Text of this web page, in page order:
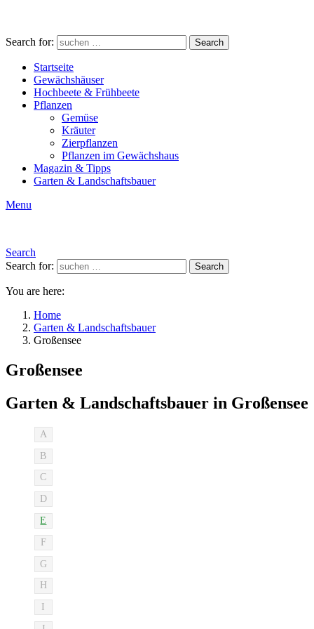
Search for: Search
Startseite
Gewächshäuser
Hochbeete & Frühbeete
Pflanzen
Gemüse
Kräuter
Zierpflanzen
Pflanzen im Gewächshaus
Magazin & Tipps
Garten & Landschaftsbauer
Menu
Search
Search for:
Search
You are here:
Home
Garten & Landschaftsbauer
Großensee
Großensee
Garten & Landschaftsbauer in Großensee
A
B
C
D
E
F
G
H
I